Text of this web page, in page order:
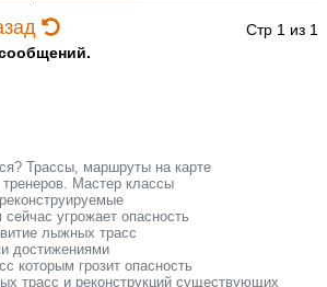
Стр 1 из 1
Трассы, маршруты на карте
Мастер классы
угрожает опасность
лыжных трасс
достижениями
которым грозит опасность
трасс и реконструкций существующих